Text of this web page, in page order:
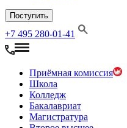
Поступить
+7 495 280-01-41
Приёмная комиссия
Школа
Колледж
Бакалавриат
Магистратура